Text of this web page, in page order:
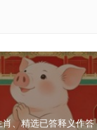
、精选已答释义作答